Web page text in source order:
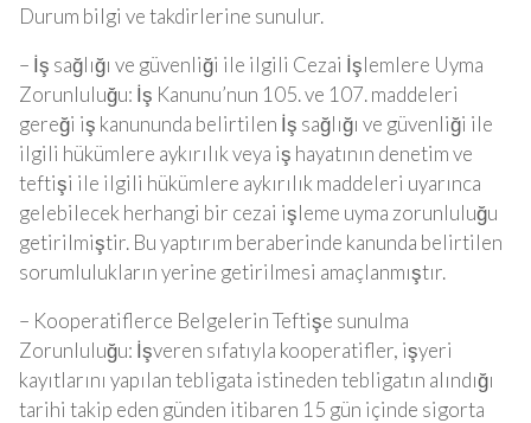
Durum bilgi ve takdirlerine sunulur.
– İş sağlığı ve güvenliği ile ilgili Cezai İşlemlere Uyma
Zorunluluğu: İş Kanunu’nun 105. ve 107. maddeleri
gereği iş kanununda belirtilen İş sağlığı ve güvenliği ile
ilgili hükümlere aykırılık veya iş hayatının denetim ve
teftişi ile ilgili hükümlere aykırılık maddeleri uyarınca
gelebilecek herhangi bir cezai işleme uyma zorunluluğu
getirilmiştir. Bu yaptırım beraberinde kanunda belirtilen
sorumlulukların yerine getirilmesi amaçlanmıştır.
– Kooperatiflerce Belgelerin Teftişe sunulma
Zorunluluğu: İşveren sıfatıyla kooperatifler, işyeri
kayıtlarını yapılan tebligata istineden tebligatın alındığı
tarihi takip eden günden itibaren 15 gün içinde sigorta